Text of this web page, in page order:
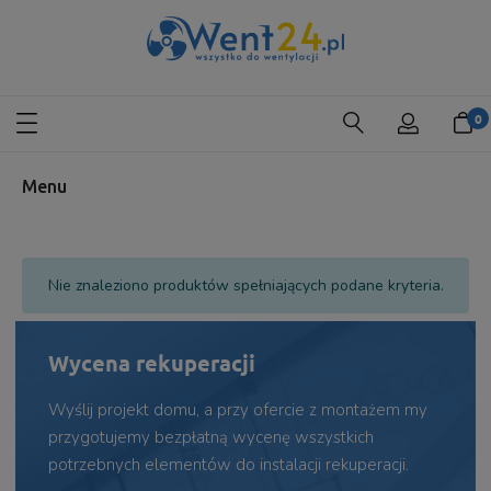
Menu
Nie znaleziono produktów spełniających podane kryteria.
Wycena rekuperacji
Wyślij projekt domu, a przy ofercie z montażem my
przygotujemy bezpłatną wycenę wszystkich
potrzebnych elementów do instalacji rekuperacji.